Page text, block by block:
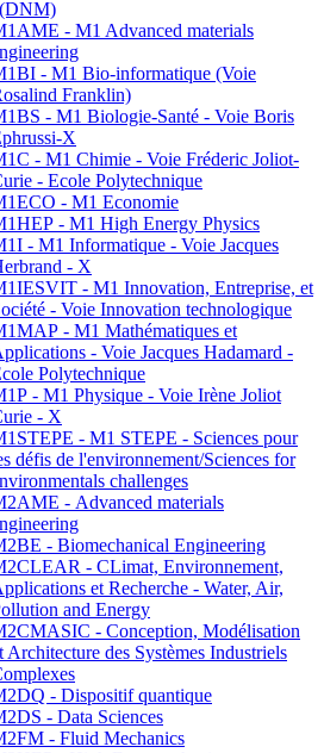
- M1 Advanced materials
- M1 Bio-informatique (Voie
Franklin)
- M1 Biologie-Santé - Voie Boris
X
- M1 Chimie - Voie Fréderic Joliot-
- Ecole Polytechnique
- M1 Economie
- M1 High Energy Physics
- M1 Informatique - Voie Jacques
- X
- M1 Innovation, Entreprise, et
- Voie Innovation technologique
- M1 Mathématiques et
- Voie Jacques Hadamard -
Polytechnique
- M1 Physique - Voie Irène Joliot
- X
- M1 STEPE - Sciences pour
défis de l'environnement/Sciences for
challenges
- Advanced materials
- Biomechanical Engineering
- CLimat, Environnement,
et Recherche - Water, Air,
and Energy
- Conception, Modélisation
Architecture des Systèmes Industriels
- Dispositif quantique
- Data Sciences
- Fluid Mechanics